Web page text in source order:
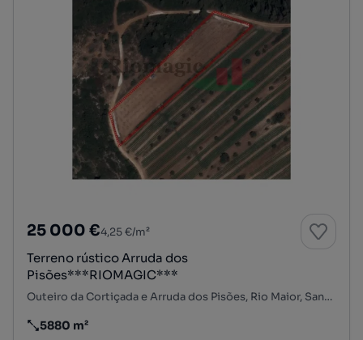
25 000 €4,25 €/m²
Terreno rústico Arruda dos
Pisões***RIOMAGIC***
Outeiro da Cortiçada e Arruda dos Pisões, Rio Maior, Santarém
Preço por metro quadrado
5880 m²